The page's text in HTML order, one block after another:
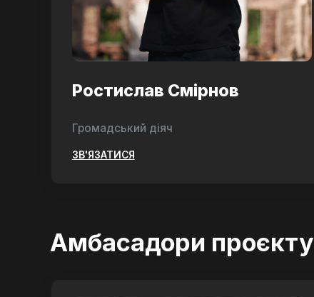
Ростислав Смірнов
Громадський діяч
ЗВ'ЯЗАТИСЯ
Амбасадори проєкту